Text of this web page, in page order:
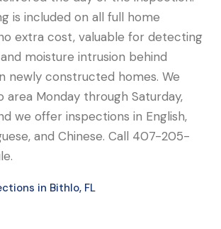
is included on all full home
extra cost, valuable for detecting
moisture intrusion behind
newly constructed homes. We
area Monday through Saturday,
we offer inspections in English,
and Chinese. Call 407-205-
in Bithlo, FL